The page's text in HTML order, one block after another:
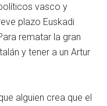
vasco y
plazo Euskadi
rematar la gran
y tener a un Artur
alguien crea que el